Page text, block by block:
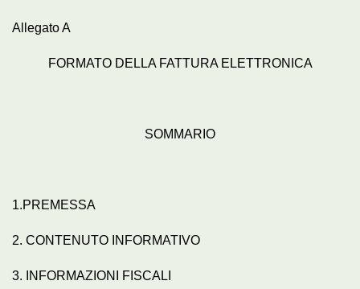
Allegato A
FORMATO DELLA FATTURA ELETTRONICA
SOMMARIO
1.PREMESSA
2. CONTENUTO INFORMATIVO
3. INFORMAZIONI FISCALI